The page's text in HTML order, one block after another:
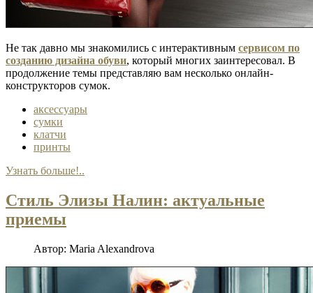
Не так давно мы знакомились с интерактивным сервисом по
созданию дизайна обуви, который многих заинтересовал. В
продолжение темы представляю вам несколько онлайн-
конструкторов сумок.
аксессуары
сумки
клатчи
принты
Узнать больше!..
Стиль Элизы Налин: актуальные
приемы
Автор: Maria Alexandrova